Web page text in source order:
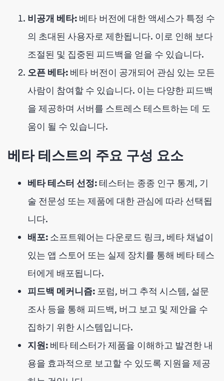
비공개 베타: 베타 버전에 대한 액세스가 특정 수
의 초대된 사용자로 제한됩니다. 이로 인해 보다
조절된 및 집중된 피드백을 얻을 수 있습니다.
오픈 베타: 베타 버전이 공개되어 관심 있는 모든
사람이 참여할 수 있습니다. 이는 다양한 피드백
을 제공하며 서버를 스트레스 테스트하는 데 도
움이 될 수 있습니다.
베타 테스트의 주요 구성 요소
베타 테스터 선정: 테스터는 종종 인구 통계, 기
술 전문성 또는 제품에 대한 관심에 따라 선택됩
니다.
배포: 소프트웨어는 다운로드 링크, 베타 채널이
있는 앱 스토어 또는 실제 장치를 통해 베타 테스
터에게 배포됩니다.
피드백 메커니즘: 포럼, 버그 추적 시스템, 설문
조사 등을 통해 피드백, 버그 보고 및 제안을 수
집하기 위한 시스템입니다.
지원: 베타 테스터가 제품을 이해하고 발견한 내
용을 효과적으로 보고할 수 있도록 지원을 제공